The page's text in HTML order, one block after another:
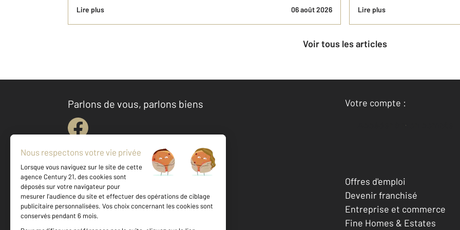
Lire plus 06 août 2026 Lire plus
Voir tous les articles
Parlons de vous, parlons biens
Votre compte :
Accéder à mon compte
Votre agence est notée
Offres d'emploi
Devenir franchisé
Entreprise et commerce
Fine Homes & Estates